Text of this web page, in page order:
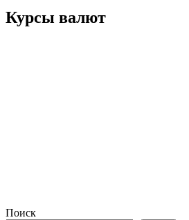
Курсы валют
Поиск